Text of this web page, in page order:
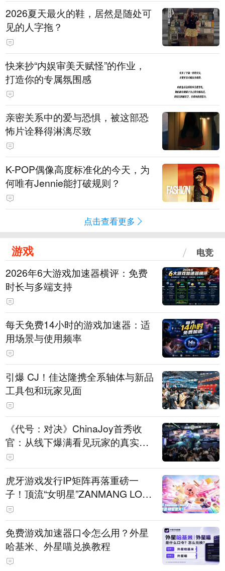
2026夏天最火的鞋，居然是随处可
见的人字拖？
快来抄“内娱审美天赋怪”的作业，
打造你的专属氛围感
亲密关系中的爱与恐惧，被这部恐
怖片诠释得淋漓尽致
K-POP偶像高度标准化的今天，为
何唯有Jennie能打破规则？
点击查看更多
游戏 电竞
2026年6大游戏加速器横评：免费
时长与多端支持
每天免费14小时的游戏加速器：适
用场景与使用频率
引爆 CJ！佳达隆携全系轴体与新品
工具包和玩家见面
《代号：对决》ChinaJoy首秀收
官：从线下爆满看见玩家的真实期
待
虎牙游戏发行IP矩阵再落重磅一
子！顶流“女明星”ZANMANG LOO
PY 正版3D消除手游《消消奇遇》
惊喜曝光
免费游戏加速器口令怎么用？外星
哈基米、外星喵兑换教程